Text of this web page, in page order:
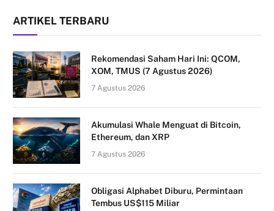
ARTIKEL TERBARU
Rekomendasi Saham Hari Ini: QCOM,
XOM, TMUS (7 Agustus 2026)
7 Agustus 2026
Akumulasi Whale Menguat di Bitcoin,
Ethereum, dan XRP
7 Agustus 2026
Obligasi Alphabet Diburu, Permintaan
Tembus US$115 Miliar